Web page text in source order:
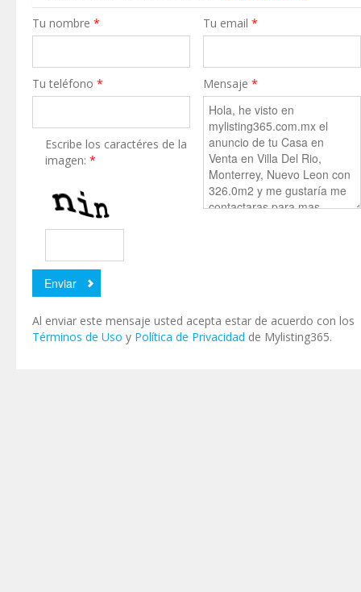
Tu nombre * Tu email*
Tu teléfono * Mensaje*
Escribe los caractéres de la
imagen:*
Al enviar este mensaje usted acepta estar de acuerdo con los
Términos de Uso y Política de Privacidad de Mylisting365.